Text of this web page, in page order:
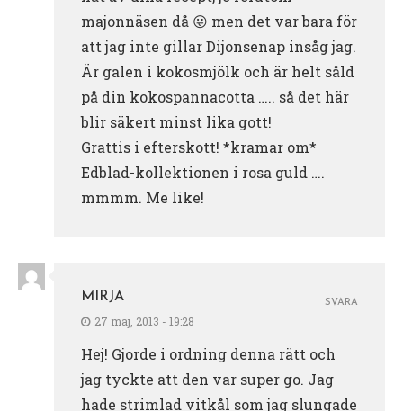
majonnäsen då 😛 men det var bara för
att jag inte gillar Dijonsenap insåg jag.
Är galen i kokosmjölk och är helt såld
på din kokospannacotta ….. så det här
blir säkert minst lika gott!
Grattis i efterskott! *kramar om*
Edblad-kollektionen i rosa guld ….
mmmm. Me like!
MIRJA
27 maj, 2013 - 19:28
Hej! Gjorde i ordning denna rätt och
jag tyckte att den var super go. Jag
hade strimlad vitkål som jag slungade
SVARA